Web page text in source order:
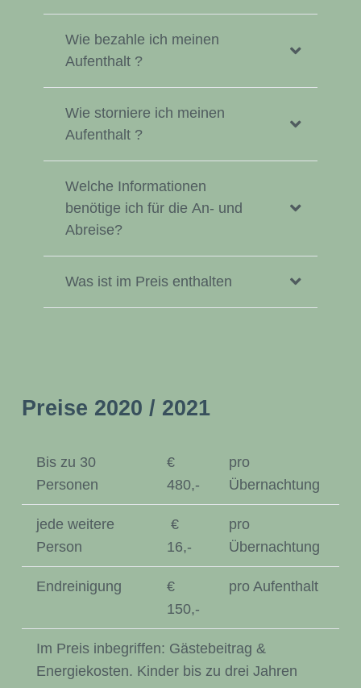
Wie bezahle ich meinen
Aufenthalt ?
Wie storniere ich meinen
Aufenthalt ?
Welche Informationen
benötige ich für die An- und
Abreise?
Was ist im Preis enthalten
Preise 2020 / 2021
Bis zu 30
Personen
€
480,-
pro
Übernachtung
jede weitere
Person
€
16,-
pro
Übernachtung
Endreinigung
€
150,-
pro Aufenthalt
Im Preis inbegriffen: Gästebeitrag &
Energiekosten. Kinder bis zu drei Jahren